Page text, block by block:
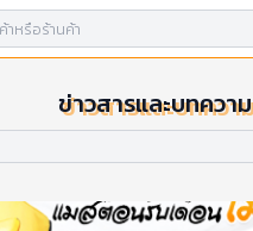
ข่าวสารและบทความ